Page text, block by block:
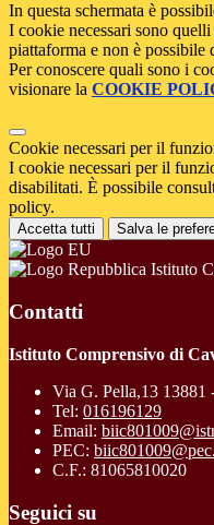
In questa schermata è
I cookie necessari sono
piattaforma e non è possibile
Per conoscere quali sono i
visionare la COOKIE
Cookie necessari per il
I cookie necessari per il
disabilitati. È possibile
policy.
Accetta tutti Salva le
Istituto
Contatti
Istituto Comprensivo di
Via G. Pella,13 13881
Tel: 016196129
Email:
PEC:
C.F.: 81065810020
Seguici su